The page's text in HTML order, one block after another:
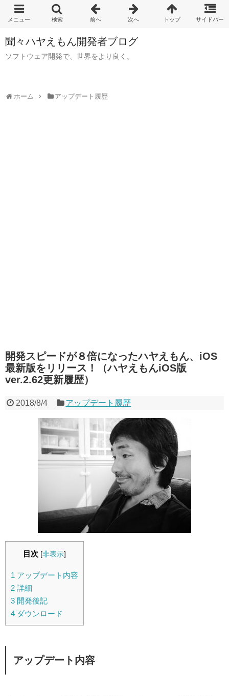
聞々ハヤえもん開発者ブログ
ソフトウェア開発で、世界をより良く。
ホーム アップデート履歴
開発スピードが８倍になったハヤえもん、iOS
最新版をリリース！（ハヤえもんiOS版
ver.2.62更新履歴）
2018/8/4 アップデート履歴
目次 [非表示]
1 アップデート内容
2 詳細
3 開発後記
4 ダウンロード
アップデート内容